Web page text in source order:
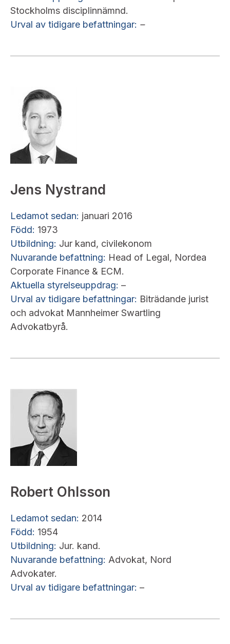
Stockholms disciplinnämnd.
Urval av tidigare befattningar: –
Jens Nystrand
Ledamot sedan: januari 2016
Född: 1973
Utbildning: Jur kand, civilekonom
Nuvarande befattning: Head of Legal, Nordea
Corporate Finance & ECM.
Aktuella styrelseuppdrag: –
Urval av tidigare befattningar: Biträdande jurist
och advokat Mannheimer Swartling
Advokatbyrå.
Robert Ohlsson
Ledamot sedan: 2014
Född: 1954
Utbildning: Jur. kand.
Nuvarande befattning: Advokat, Nord
Advokater.
Urval av tidigare befattningar: –